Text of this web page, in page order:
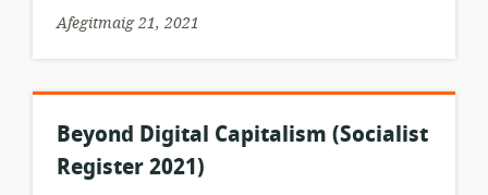
Afegitmaig 21, 2021
Beyond Digital Capitalism (Socialist
Register 2021)